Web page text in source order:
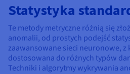
Statystyka
Te metody metryczne różnią się
anomalii, od prostych podejść
zaawansowane sieci neuronowe, z
dostosowana do różnych typów
Techniki i algorytmy wykrywania